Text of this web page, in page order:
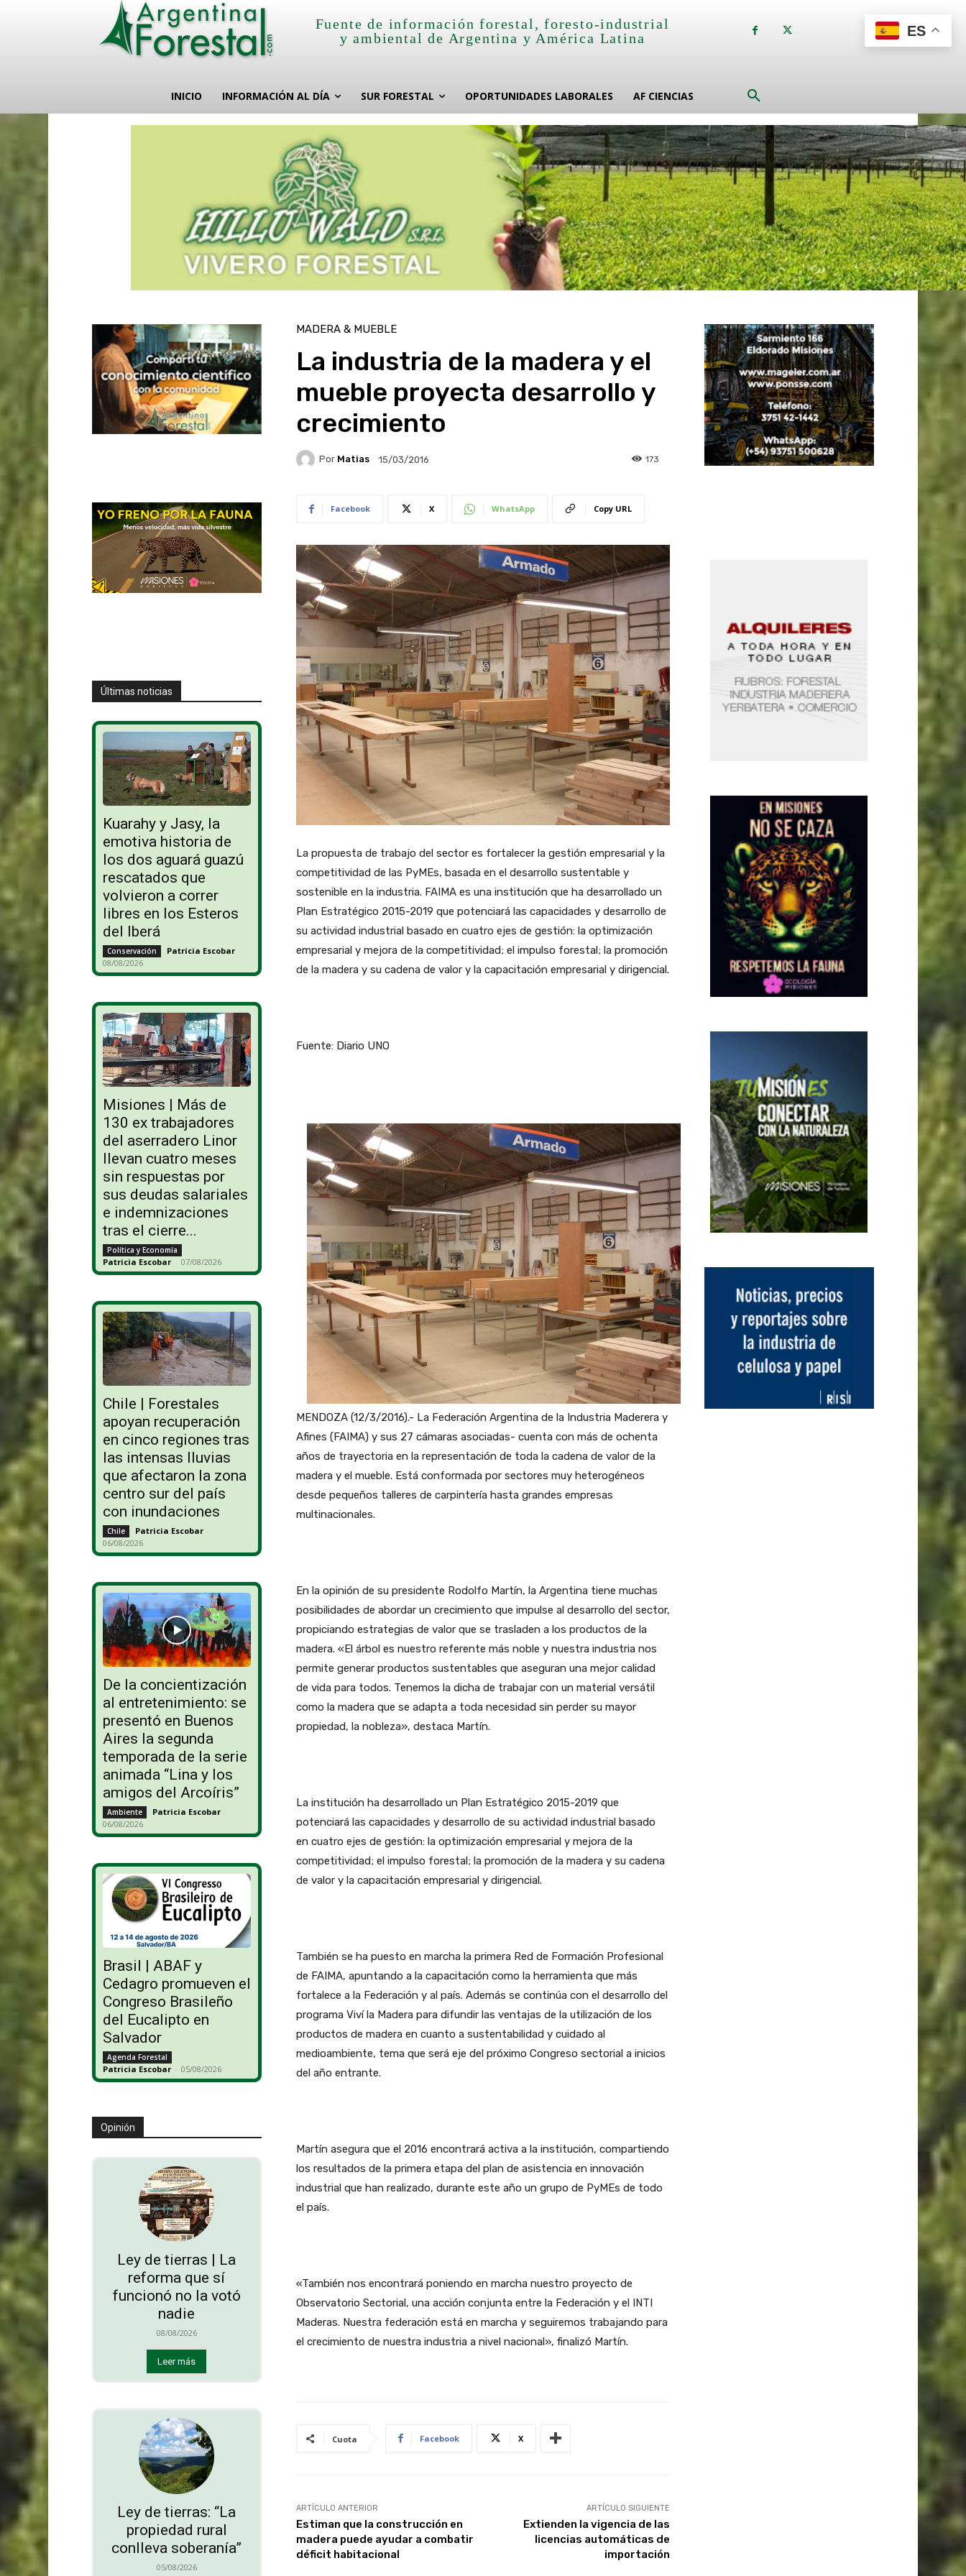
Fuente de información forestal, foresto-industrial
y ambiental de Argentina y América Latina
INICIO INFORMACIÓN AL DÍA SUR FORESTAL OPORTUNIDADES LABORALES AF CIENCIAS
Últimas noticias
Kuarahy y Jasy, la
emotiva historia de
los dos aguará guazú
rescatados que
volvieron a correr
libres en los Esteros
del Iberá
Conservación Patricia Escobar -
08/08/2026
Misiones | Más de
130 ex trabajadores
del aserradero Linor
llevan cuatro meses
sin respuestas por
sus deudas salariales
e indemnizaciones
tras el cierre...
Política y Economía
Patricia Escobar - 07/08/2026
Chile | Forestales
apoyan recuperación
en cinco regiones tras
las intensas lluvias
que afectaron la zona
centro sur del país
con inundaciones
Chile Patricia Escobar -
06/08/2026
De la concientización
al entretenimiento: se
presentó en Buenos
Aires la segunda
temporada de la serie
animada “Lina y los
amigos del Arcoíris”
Ambiente Patricia Escobar -
06/08/2026
Brasil | ABAF y
Cedagro promueven el
Congreso Brasileño
del Eucalipto en
Salvador
Agenda Forestal
Patricia Escobar - 05/08/2026
Opinión
Ley de tierras | La
reforma que sí
funcionó no la votó
nadie
08/08/2026
Leer más
Ley de tierras: “La
propiedad rural
conlleva soberanía”
05/08/2026
MADERA & MUEBLE
La industria de la madera y el
mueble proyecta desarrollo y
crecimiento
Por Matias 15/03/2016 173
Facebook X WhatsApp Copy URL
La propuesta de trabajo del sector es fortalecer la gestión empresarial y la
competitividad de las PyMEs, basada en el desarrollo sustentable y
sostenible en la industria. FAIMA es una institución que ha desarrollado un
Plan Estratégico 2015-2019 que potenciará las capacidades y desarrollo de
su actividad industrial basado en cuatro ejes de gestión: la optimización
empresarial y mejora de la competitividad; el impulso forestal; la promoción
de la madera y su cadena de valor y la capacitación empresarial y dirigencial.
Fuente: Diario UNO
MENDOZA (12/3/2016).- La Federación Argentina de la Industria Maderera y
Afines (FAIMA) y sus 27 cámaras asociadas- cuenta con más de ochenta
años de trayectoria en la representación de toda la cadena de valor de la
madera y el mueble. Está conformada por sectores muy heterogéneos
desde pequeños talleres de carpintería hasta grandes empresas
multinacionales.
En la opinión de su presidente Rodolfo Martín, la Argentina tiene muchas
posibilidades de abordar un crecimiento que impulse al desarrollo del sector,
propiciando estrategias de valor que se trasladen a los productos de la
madera. «El árbol es nuestro referente más noble y nuestra industria nos
permite generar productos sustentables que aseguran una mejor calidad
de vida para todos. Tenemos la dicha de trabajar con un material versátil
como la madera que se adapta a toda necesidad sin perder su mayor
propiedad, la nobleza», destaca Martín.
La institución ha desarrollado un Plan Estratégico 2015-2019 que
potenciará las capacidades y desarrollo de su actividad industrial basado
en cuatro ejes de gestión: la optimización empresarial y mejora de la
competitividad; el impulso forestal; la promoción de la madera y su cadena
de valor y la capacitación empresarial y dirigencial.
También se ha puesto en marcha la primera Red de Formación Profesional
de FAIMA, apuntando a la capacitación como la herramienta que más
fortalece a la Federación y al país. Además se continúa con el desarrollo del
programa Viví la Madera para difundir las ventajas de la utilización de los
productos de madera en cuanto a sustentabilidad y cuidado al
medioambiente, tema que será eje del próximo Congreso sectorial a inicios
del año entrante.
Martín asegura que el 2016 encontrará activa a la institución, compartiendo
los resultados de la primera etapa del plan de asistencia en innovación
industrial que han realizado, durante este año un grupo de PyMEs de todo
el país.
«También nos encontrará poniendo en marcha nuestro proyecto de
Observatorio Sectorial, una acción conjunta entre la Federación y el INTI
Maderas. Nuestra federación está en marcha y seguiremos trabajando para
el crecimiento de nuestra industria a nivel nacional», finalizó Martín.
Cuota Facebook X
ARTÍCULO ANTERIOR
Estiman que la construcción en
madera puede ayudar a combatir
déficit habitacional
ARTÍCULO SIGUIENTE
Extienden la vigencia de las
licencias automáticas de
importación
ES